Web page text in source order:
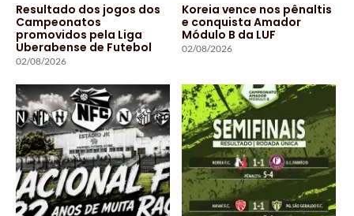
Resultado dos jogos dos
Campeonatos
promovidos pela Liga
Uberabense de Futebol
02/08/2026
Koreia vence nos pênaltis
e conquista Amador
Módulo B da LUF
02/08/2026